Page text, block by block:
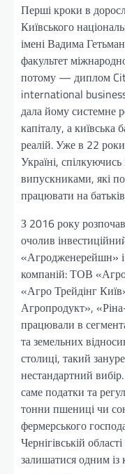
Перші кроки в
Київського
імені Вадима
факультет
потому — диплом
international
дала йому системне
капіталу, а
реалій. Уже в 22
Україні,
випускниками, які
працювати на
З 2016 року
очолив
«Агродженерейшн»
компаній: ТОВ
«Агро Трейдінг
Агропродукт»,
працювали в
та земельних
столиці, такий
нестандартний
саме податки та
тонни пшениці чи
фермерського
Чернігівській
залишатися одним із